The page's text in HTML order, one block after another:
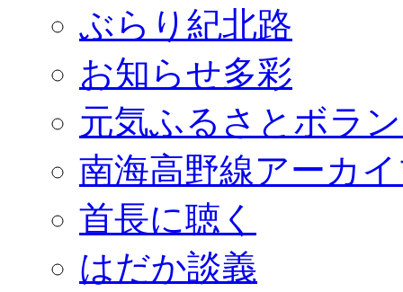
ぶらり紀北路
お知らせ多彩
元気ふるさとボラ
南海高野線アーカ
首長に聴く
はだか談義